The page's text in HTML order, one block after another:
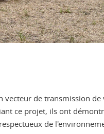
de transmission
ce projet, ils ont
de